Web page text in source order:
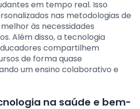
em tempo real. Isso
nas metodologias de
às necessidades
Além disso, a tecnologia
compartilhem
de forma quase
um ensino colaborativo e
na saúde e bem-